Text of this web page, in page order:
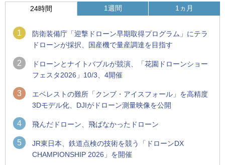
24時間
1
防衛装備庁「迎撃ドローン早期取得プログラム」にテラ
ドローンが採択、国産機で量産調達を目指す
2
ドローンとナイトバブルが競演、「花園ドローンショー
フェスタ2026」10/3、4開催
3
エベレストの難所「クンブ・アイスフォール」を高精度
3Dモデル化、DJIがドローン測量映像を公開
4 飛んだドローン、飛ばなかったドローン
5
JR東日本、鉄道点検の技術を競う「ドローンDX
CHAMPIONSHIP 2026」を開催
1週間 1ヵ月